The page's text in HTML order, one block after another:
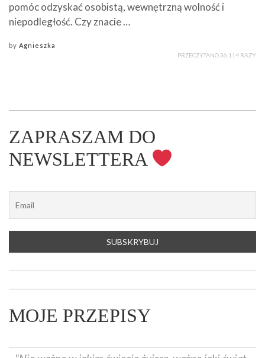
pomóc odzyskać osobistą, wewnętrzną wolność i
niepodległość. Czy znacie …
by Agnieszka
PRZECZYTANO 36 114 RAZY
ZAPRASZAM DO
NEWSLETTERA
MOJE PRZEPISY